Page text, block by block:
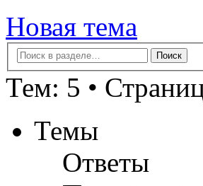
Новая тема
Тем: 5 •
Темы
Ответы